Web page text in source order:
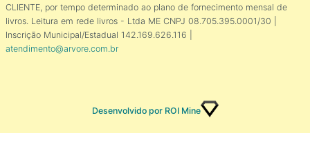
CLIENTE, por tempo determinado ao plano de fornecimento mensal de
livros. Leitura em rede livros - Ltda ME CNPJ 08.705.395.0001/30 |
Inscrição Municipal/Estadual 142.169.626.116 |
atendimento@arvore.com.br
Desenvolvido por ROI Mine